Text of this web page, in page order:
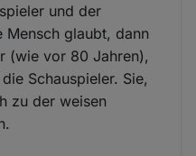
und der
Mensch glaubt, dann
(wie vor 80 Jahren),
Schauspieler. Sie,
zu der weisen